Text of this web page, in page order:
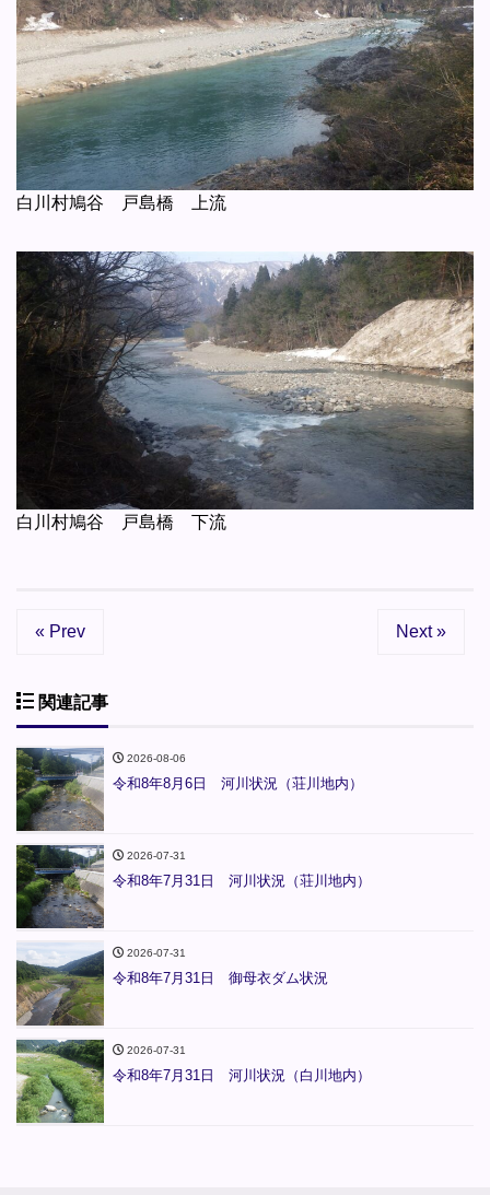
白川村鳩谷 戸島橋 上流
白川村鳩谷 戸島橋 下流
« Prev Next »
関連記事
2026-08-06
令和8年8月6日 河川状況（荘川地内）
2026-07-31
令和8年7月31日 河川状況（荘川地内）
2026-07-31
令和8年7月31日 御母衣ダム状況
2026-07-31
令和8年7月31日 河川状況（白川地内）